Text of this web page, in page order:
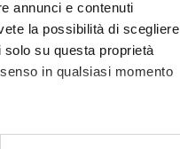
annunci e contenuti
la possibilità di scegliere
su questa proprietà
in qualsiasi momento